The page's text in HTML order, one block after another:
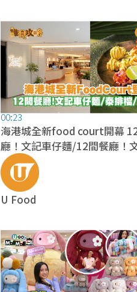
00:23
海港城全新food court開幕
廳！文記車仔麵/12間餐廳！
麵/魚事者/泰排檔
U Food